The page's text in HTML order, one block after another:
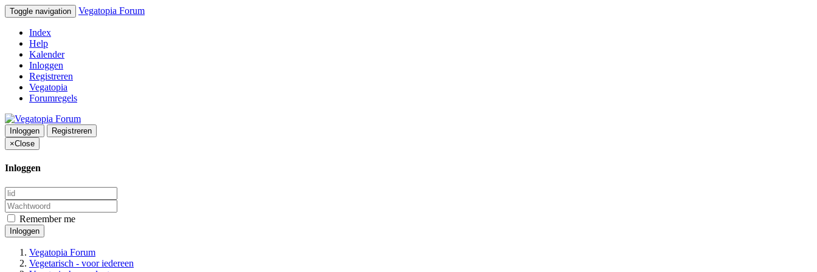
Toggle navigation Vegatopia Forum
Index
Help
Kalender
Inloggen
Registreren
Vegatopia
Forumregels
Inloggen
Registreren
×Close
Inloggen
Remember me
Inloggen
Vegatopia Forum
Vegetarisch - voor iedereen